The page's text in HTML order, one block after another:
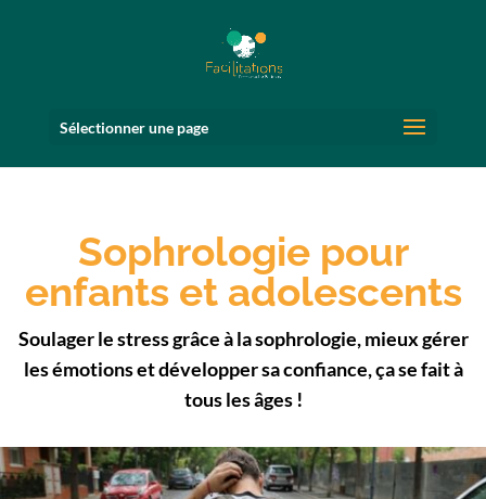
Sélectionner une page
Sophrologie pour
enfants et adolescents
Soulager le stress grâce à la sophrologie, mieux gérer
les émotions et développer sa confiance, ça se fait à
tous les âges !